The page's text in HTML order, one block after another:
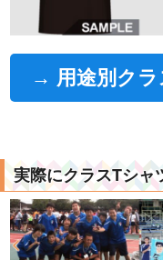
→ 用途別クラ
実際にクラスTシャ